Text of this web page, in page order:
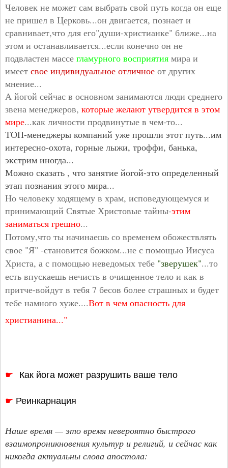
Человек не может сам выбрать свой путь когда он еще
не пришел в Церковь...он двигается, познает и
сравнивает,что для его"души-христианке" ближе...на
этом и останавливается...если конечно он не
подвластен массе гламурного восприятия мира и
имеет свое индивидуальное отличное от других
мнение...
А йогой сейчас в основном занимаются люди среднего
звена менеджеров, которые желают утвердится в этом
мире...как личности продвинутые в чем-то...
ТОП-менеджеры компаний уже прошли этот путь...им
интересно-охота, горные лыжи, троффи, банька,
экстрим иногда...
Можно сказать , что занятие йогой-это определенный
этап познания этого мира...
Но человеку ходящему в храм, исповедующемуся и
принимающий Святые Христовые тайны-этим
заниматься грешно...
Потому,что ты начинаешь со временем обожествлять
свое "Я" -становится божком...не с помощью Иисуса
Христа, а с помощью неведомых тебе "зверушек"...то
есть впускаешь нечисть в очищенное тело и как в
притче-войдут в тебя 7 бесов более страшных и будет
тебе намного хуже....Вот в чем опасность для
христианина..."
☛ Как йога может разрушить ваше тело
☛ Реинкарнация
Наше время — это время невероятно быстрого
взаимопроникновения культур и религий, и сейчас как
никогда актуальны слова апостола: